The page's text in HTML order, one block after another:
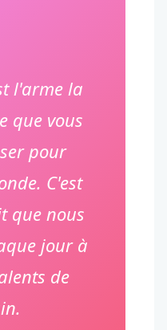
l'arme la
que vous
pour
C'est
que nous
jour à
de